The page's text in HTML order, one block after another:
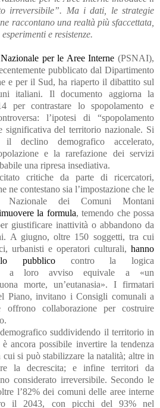
irreversibile”. Ma i dati, le strategie
raccontano una realtà più sfaccettata,
e resistenze.
per le Aree Interne (PSNAI),
pubblicato dal Dipartimento
e per il Sud, ha riaperto il dibattito sul
italiani. Il documento aggiorna la
per contrastare lo spopolamento e
l’ipotesi di “spopolamento
significativa del territorio nazionale. Si
demografico accelerato,
e la rarefazione dei servizi
una ripresa insediativa.
critiche da parte di ricercatori,
ne contestano sia l’impostazione che le
Nazionale dei Comuni Montani
la formula, temendo che possa
giustificare inattività o abbandono da
A giugno, oltre 150 soggetti, tra cui
urbanisti e operatori culturali, hanno
pubblico contro la logica
a loro avviso equivale a «un
morte, un’eutanasia». I firmatari
Piano, invitano i Consigli comunali a
collaborazione per costruire
suddividendo il territorio in
ancora possibile invertire la tendenza
si può stabilizzare la natalità; altre in
la decrescita; e infine territori da
considerato irreversibile. Secondo le
l’82% dei comuni delle aree interne
il 2043, con picchi del 93% nel